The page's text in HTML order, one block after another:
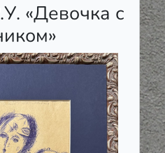
«Девочка с